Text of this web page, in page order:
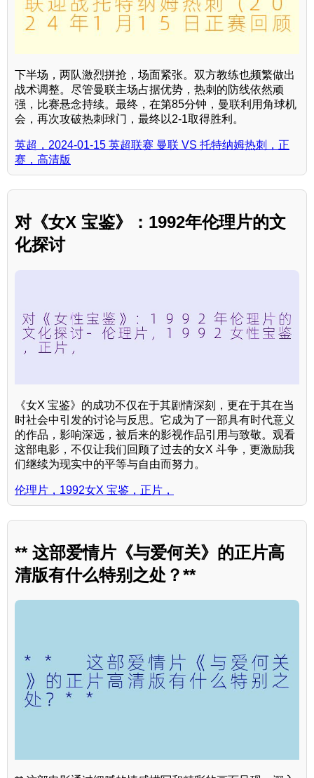
下半场，两队激烈拼抢，场面紧张。双方教练也频繁做出
战术调整。尽管曼联主场占据优势，热刺的防线依然顽
强，比赛悬念持续。最终，在第85分钟，曼联利用角球机
会，再次攻破热刺球门，最终以2-1取得胜利。
英超，2024-01-15 英超联赛 曼联 VS 托特纳姆热刺，正
赛，高清版
对《女X 宝鉴》：1992年伦理片的文
化探讨
《女X 宝鉴》的成功不仅在于其剧情深刻，更在于其在当
时社会中引发的讨论与反思。它成为了一部具有时代意义
的作品，影响深远，被后来的影视作品引用与致敬。观看
这部电影，不仅让我们回顾了过去的女X 斗争，更激励我
们继续为现实中的平等与自由而努力。
伦理片，1992女X 宝鉴，正片，
** 这部爱情片《与爱何关》的正片高
清版有什么特别之处？**